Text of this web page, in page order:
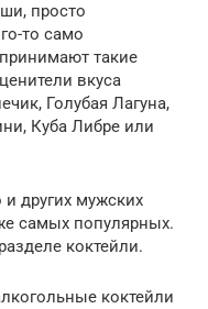
просто
то само
такие
вкуса
Голубая Лагуна,
Куба Либре или
других мужских
самых популярных.
коктейли.
коктейли